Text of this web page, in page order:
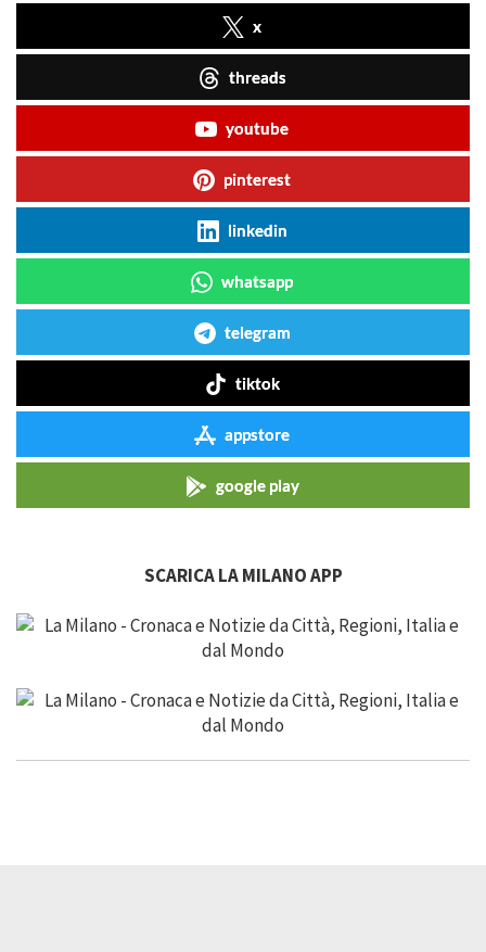
x
threads
youtube
pinterest
linkedin
whatsapp
telegram
tiktok
appstore
google play
SCARICA LA MILANO APP